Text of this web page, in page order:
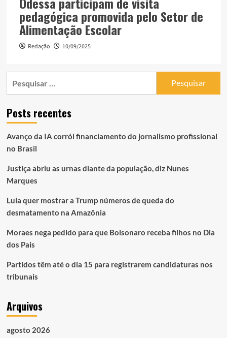
pedagógica promovida pelo Setor de
Alimentação Escolar
Redação 10/09/2025
Posts recentes
Avanço da IA corrói financiamento do jornalismo profissional
no Brasil
Justiça abriu as urnas diante da população, diz Nunes
Marques
Lula quer mostrar a Trump números de queda do
desmatamento na Amazônia
Moraes nega pedido para que Bolsonaro receba filhos no Dia
dos Pais
Partidos têm até o dia 15 para registrarem candidaturas nos
tribunais
Arquivos
agosto 2026